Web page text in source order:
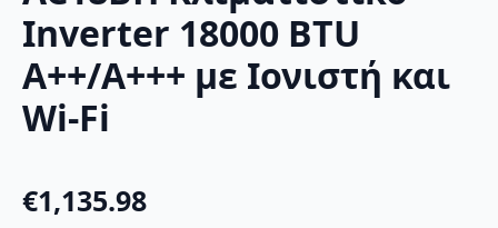
Inverter 18000 BTU
A++/A+++ με Ιονιστή και
Wi-Fi
€1,135.98